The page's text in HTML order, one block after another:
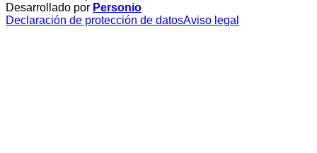
Desarrollado por Personio
Declaración de protección de datosAviso legal